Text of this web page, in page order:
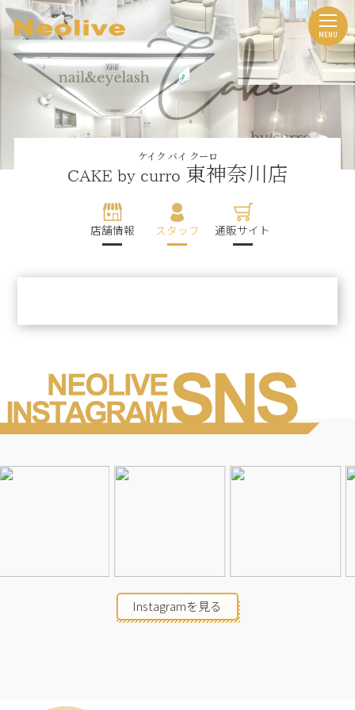
ケイク バイ クーロ
CAKE by curro 東神奈川店
店舗情報 スタッフ 通販サイト
Instagramを見る